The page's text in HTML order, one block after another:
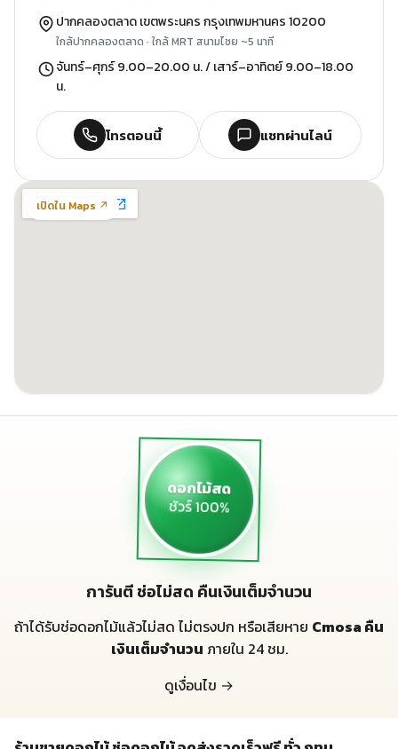
ปากคลองตลาด เขตพระนคร กรุงเทพมหานคร 10200
ใกล้ปากคลองตลาด · ใกล้ MRT สนามไชย ~5 นาที
จันทร์–ศุกร์ 9.00–20.00 น. / เสาร์–อาทิตย์ 9.00–18.00
น.
โทรตอนนี้ แชทผ่านไลน์
เปิดใน Maps ↗
ดอกไม้สด
ชัวร์ 100%
การันตี ช่อไม่สด คืนเงินเต็มจำนวน
ถ้าได้รับช่อดอกไม้แล้วไม่สด ไม่ตรงปก หรือเสียหาย Cmosa คืน
เงินเต็มจำนวน ภายใน 24 ชม.
ดูเงื่อนไข →